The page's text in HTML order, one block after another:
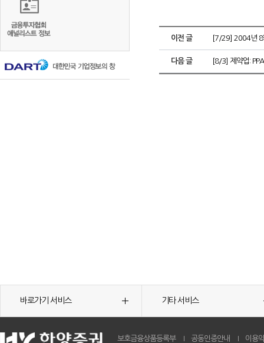
이전 글 [7/29] 2004년 8
다음 글 [8/3] 제약업:
바로가기 서비스 기타 서비스
보호금융상품등록부 공동인증안내 이용